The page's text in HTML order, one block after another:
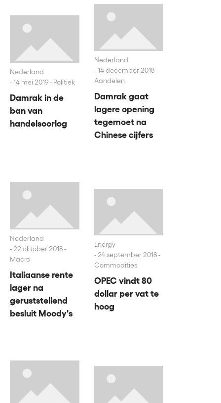
Nederland
14 mei 2019 - Politiek
Damrak in de
ban van
handelsoorlog
Nederland
14 december 2018 -
Aandelen
Damrak gaat
lagere opening
tegemoet na
Chinese cijfers
Nederland
22 oktober 2018 -
Macro
Italiaanse rente
lager na
geruststellend
besluit Moody's
Energy
24 september 2018 -
Commodities
OPEC vindt 80
dollar per vat te
hoog